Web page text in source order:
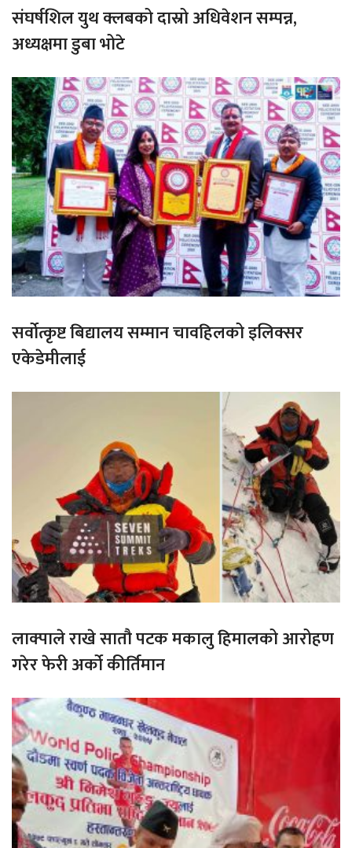
संघर्षशिल युथ क्लबको दास्रो अधिवेशन सम्पन्न,
अध्यक्षमा डुबा भोटे
सर्वोत्कृष्ट बिद्यालय सम्मान चावहिलको इलिक्सर
एकेडेमीलाई
लाक्पाले राखे सातौ पटक मकालु हिमालको आरोहण
गरेर फेरी अर्को कीर्तिमान